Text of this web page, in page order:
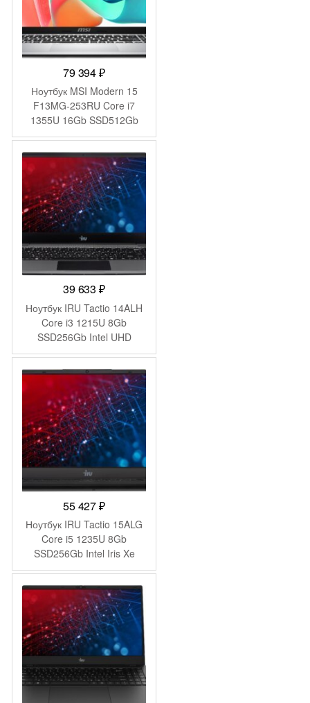
79 394₽
Ноутбук MSI Modern 15
F13MG-253RU Core i7
1355U 16Gb SSD512Gb
Intel Iris Xe graphics 15.6″
IPS FHD (1920×1080)
Windows 11 Pro silver WiFi
BT Cam (9S7-15S122-253)
39 633₽
Ноутбук IRU Tactio 14ALH
Core i3 1215U 8Gb
SSD256Gb Intel UHD
Graphics 14″ IPS FHD
(1920×1080) Windows 11
Pro Multi Language 64 grey
WiFi BT Cam 4000mAh
(2059058)
55 427₽
Ноутбук IRU Tactio 15ALG
Core i5 1235U 8Gb
SSD256Gb Intel Iris Xe
graphics 15.6″ IPS FHD
Windows 11 Pro black WiFi
BT Cam (2044618)